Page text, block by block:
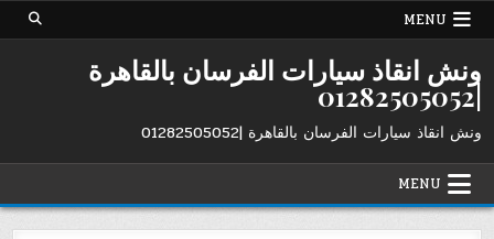
Skip
MENU
ونش انقاذ سيارات الفرسان بالقاهرة
|01282505052
ونش انقاذ سيارات الفرسان بالقاهرة |01282505052
MENU